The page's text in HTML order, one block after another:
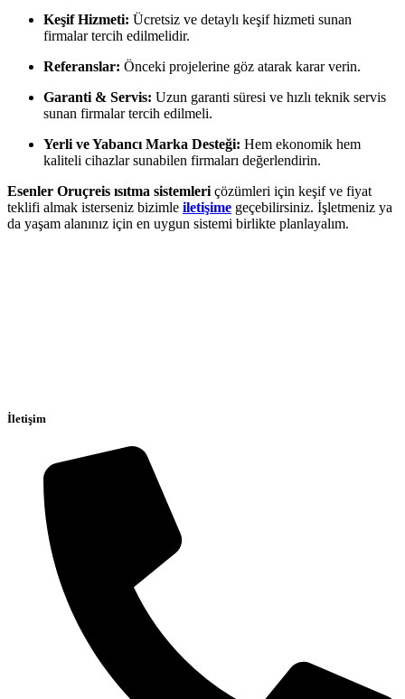
Keşif Hizmeti: Ücretsiz ve detaylı keşif hizmeti sunan
firmalar tercih edilmelidir.
Referanslar: Önceki projelerine göz atarak karar verin.
Garanti & Servis: Uzun garanti süresi ve hızlı teknik servis
sunan firmalar tercih edilmeli.
Yerli ve Yabancı Marka Desteği: Hem ekonomik hem
kaliteli cihazlar sunabilen firmaları değerlendirin.
Esenler Oruçreis ısıtma sistemleriçözümleri için keşif ve fiyat
teklifi almak isterseniz bizimle iletişime geçebilirsiniz. İşletmeniz ya
da yaşam alanınız için en uygun sistemi birlikte planlayalım.
İletişim